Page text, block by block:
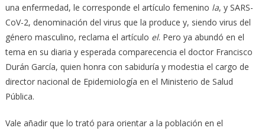
una enfermedad, le corresponde el artículo femenino la, y SARS-
CoV-2, denominación del virus que la produce y, siendo virus del
género masculino, reclama el artículo el. Pero ya abundó en el
tema en su diaria y esperada comparecencia el doctor Francisco
Durán García, quien honra con sabiduría y modestia el cargo de
director nacional de Epidemiología en el Ministerio de Salud
Pública.
Vale añadir que lo trató para orientar a la población en el